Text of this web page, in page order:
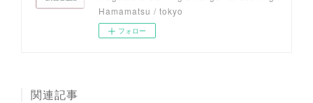
Hamamatsu / tokyo
フォロー
関連記事